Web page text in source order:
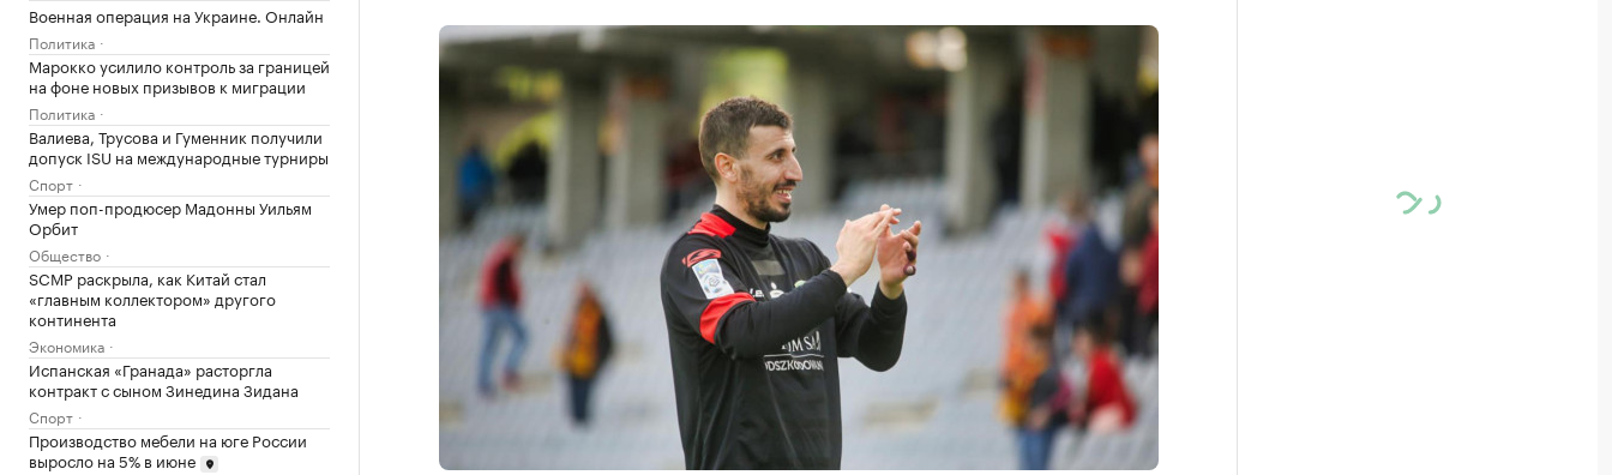
Военная операция на Украине. Онлайн
Политика
Марокко усилило контроль за границей
на фоне новых призывов к миграции
Политика
Валиева, Трусова и Гуменник получили
допуск ISU на международные турниры
Спорт
Умер поп-продюсер Мадонны Уильям
Орбит
Общество
SCMP раскрыла, как Китай стал
«главным коллектором» другого
континента
Экономика
Испанская «Гранада» расторгла
контракт с сыном Зинедина Зидана
Спорт
Производство мебели на юге России
выросло на 5% в июне